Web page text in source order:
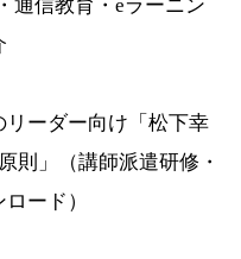
通信教育・eラーニン
リーダー向け「松下幸
則」（講師派遣研修・
ード）